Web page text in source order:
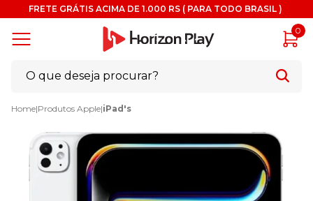
FRETE GRÁTIS ACIMA DE 1.000 RS ( PARA TODO BRASIL )
0
Home|Produtos Apple|iPad's